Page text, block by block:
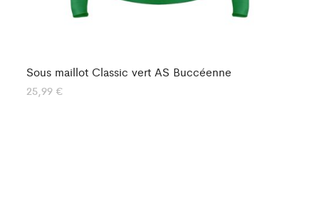
Sous maillot Classic vert AS Buccéenne
25,99 €